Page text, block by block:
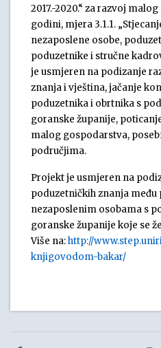
2017.-2020.“ za razvoj
godini, mjera 3.1.1.
nezaposlene osobe,
poduzetnike i stručne
je usmjeren na podizanje
znanja i vještina, jačanje
poduzetnika i obrtnika s
goranske županije,
malog gospodarstva,
područjima.
Projekt je usmjeren na
poduzetničkih znanja
nezaposlenim osobama s
goranske županije koje se
Više na:http://
knjigovodom-bakar/